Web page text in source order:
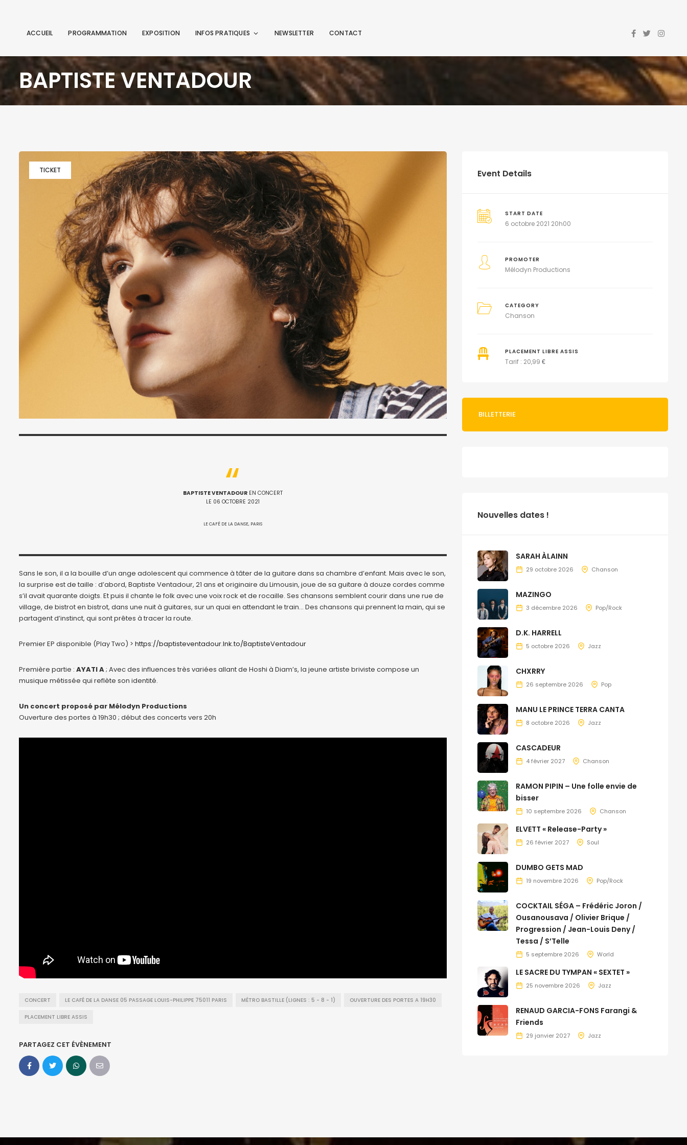
ACCUEIL PROGRAMMATION EXPOSITION INFOS PRATIQUES NEWSLETTER CONTACT
BAPTISTE VENTADOUR
TICKET
BAPTISTE VENTADOUREN CONCERT
LE 06 OCTOBRE 2021
LE CAFÉ DE LA DANSE, PARIS
Sans le son, il a la bouille d’un ange adolescent qui commence à tâter de la guitare dans sa chambre d’enfant. Mais avec le son,
la surprise est de taille : d’abord, Baptiste Ventadour, 21 ans et originaire du Limousin, joue de sa guitare à douze cordes comme
s’il avait quarante doigts. Et puis il chante le folk avec une voix rock et de rocaille. Ses chansons semblent courir dans une rue de
village, de bistrot en bistrot, dans une nuit à guitares, sur un quai en attendant le train… Des chansons qui prennent la main, qui se
partagent d’instinct, qui sont prêtes à tracer la route.
Premier EP disponible (Play Two) > https://baptisteventadour.lnk.to/BaptisteVentadour
Première partie : AYATI A; Avec des influences très variées allant de Hoshi à Diam’s, la jeune artiste briviste compose un
musique métissée qui reflète son identité.
Un concert proposé par Mélodyn Productions
Ouverture des portes à 19h30 ; début des concerts vers 20h
CONCERT LE CAFÉ DE LA DANSE 05 PASSAGE LOUIS-PHILIPPE 75011 PARIS MÉTRO BASTILLE (LIGNES : 5 - 8 - 1) OUVERTURE DES PORTES A 19H30
PLACEMENT LIBRE ASSIS
PARTAGEZ CET ÉVÈNEMENT
Event Details
START DATE
6 octobre 2021 20h00
PROMOTER
Mélodyn Productions
CATEGORY
Chanson
PLACEMENT LIBRE ASSIS
Tarif : 20,99€
BILLETTERIE
Nouvelles dates !
SARAH ÀLAINN
29 octobre 2026 Chanson
MAZINGO
3 décembre 2026 Pop/Rock
D.K. HARRELL
5 octobre 2026 Jazz
CHXRRY
26 septembre 2026 Pop
MANU LE PRINCE TERRA CANTA
8 octobre 2026 Jazz
CASCADEUR
4 février 2027 Chanson
RAMON PIPIN – Une folle envie de
bisser
10 septembre 2026 Chanson
ELVETT « Release-Party »
26 février 2027 Soul
DUMBO GETS MAD
19 novembre 2026 Pop/Rock
COCKTAIL SÉGA – Frédéric Joron /
Ousanousava / Olivier Brique /
Progression / Jean-Louis Deny /
Tessa / S’Telle
5 septembre 2026 World
LE SACRE DU TYMPAN « SEXTET »
25 novembre 2026 Jazz
RENAUD GARCIA-FONS Farangi &
Friends
29 janvier 2027 Jazz